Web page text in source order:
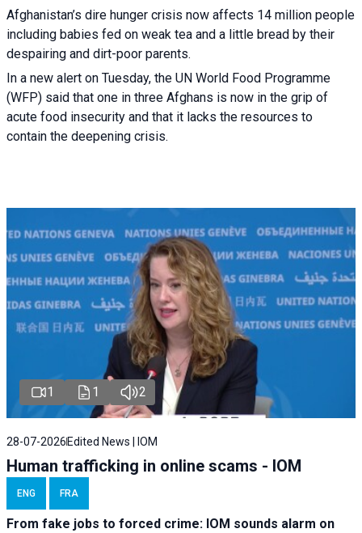
Afghanistan’s dire hunger crisis now affects 14 million people
including babies fed on weak tea and a little bread by their
despairing and dirt-poor parents.
In a new alert on Tuesday, the UN World Food Programme
(WFP) said that one in three Afghans is now in the grip of
acute food insecurity and that it lacks the resources to
contain the deepening crisis.
1 1 2
28-07-2026Edited News | IOM
Human trafficking in online scams - IOM
ENG FRA
From fake jobs to forced crime: IOM sounds alarm on